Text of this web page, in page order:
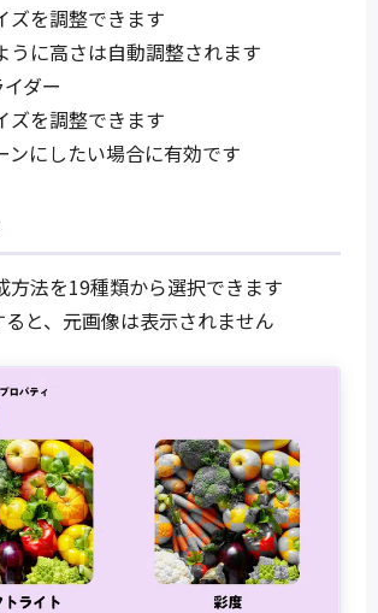
ズを調整できます
うに高さは自動調整されます
ダー
ズを調整できます
ンにしたい場合に有効です
方法を19種類から選択できます
と、元画像は表示されません